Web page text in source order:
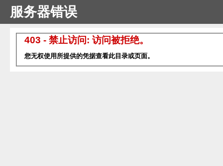
服务器错误
403 - 禁止访问: 访问被拒绝。
您无权使用所提供的凭据查看此目录或页面。